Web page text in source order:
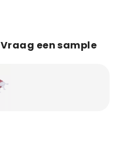
een sample